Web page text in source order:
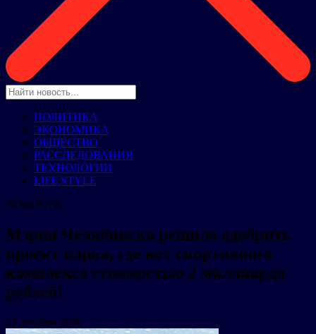
ПОЛИТИКА
ЭКОНОМИКА
ОБЩЕСТВО
РАССЛЕДОВАНИЯ
ТЕХНОЛОГИИ
LIFE STYLE
НОВОСТИ
Мэрия Челябинска решила одобрить
проект парка, где нет спортивного
комплекса стоимостью 2 миллиарда
рублей!
21 декабря 2020